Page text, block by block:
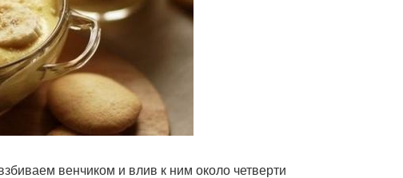
венчиком и влив к ним около четверти